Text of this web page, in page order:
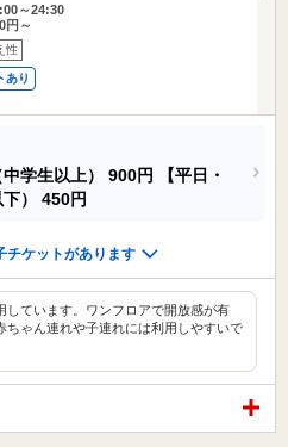
～24:30
円～
性
あり
学生以上） 900円
【平日・
） 450円
チケットがあります
しています。ワンフロアで開放感が有
ちゃん連れや子連れには利用しやすいで